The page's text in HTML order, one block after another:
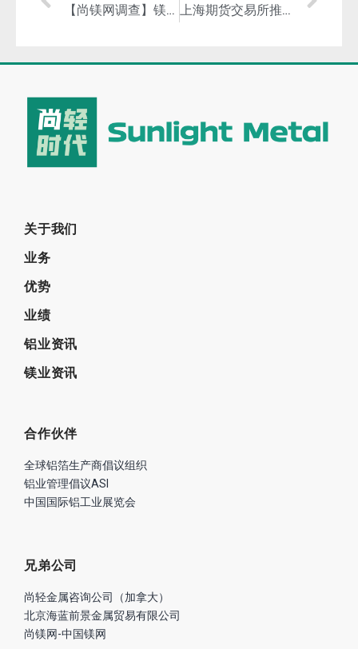
【尚镁网调查】镁市场未来走向 上海期货交易所推进镁期货的研发上市工作！（镁期货调查））
关于我们
业务
优势
业绩
铝业资讯
镁业资讯
合作伙伴
全球铝箔生产商倡议组织
铝业管理倡议ASI
中国国际铝工业展览会
兄弟公司
尚轻金属咨询公司（加拿大）
北京海蓝前景金属贸易有限公司
尚镁网-中国镁网